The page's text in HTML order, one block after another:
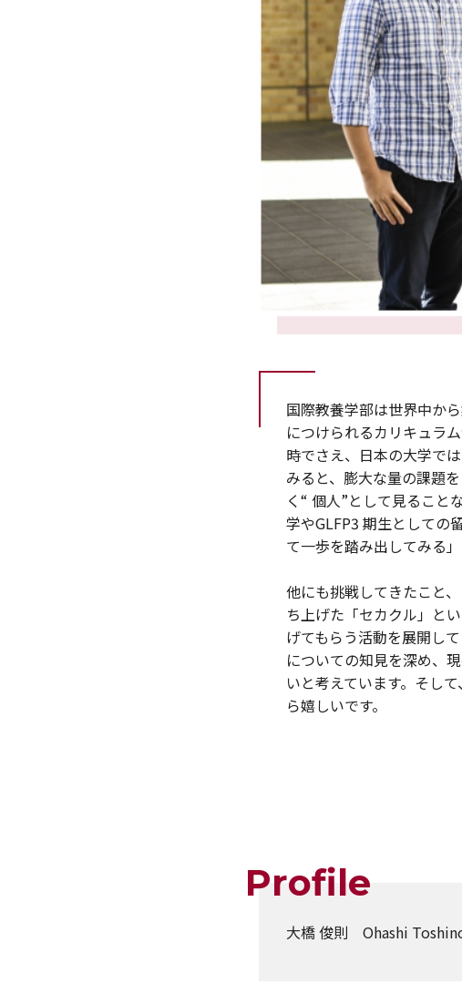
国際教養学部は世界中か
につけられるカリキュラ
時でさえ、日本の大学で
みると、膨大な量の課題
く“ 個人”として見ること
学やGLFP3 期生としての
て一歩を踏み出してみる
他にも挑戦してきたこと
ち上げた「セカクル」と
げてもらう活動を展開し
についての知見を深め、
いと考えています。そし
ら嬉しいです。
Profile
大橋 俊則 Ohashi